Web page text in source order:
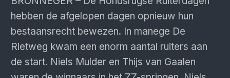
hebben de afgelopen dagen opnieuw hun
bestaansrecht bewezen. In manege De
Rietweg kwam een enorm aantal ruiters aan
de start. Niels Mulder en Thijs van Gaalen